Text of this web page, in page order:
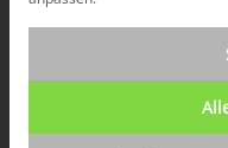
ein Podcast
von